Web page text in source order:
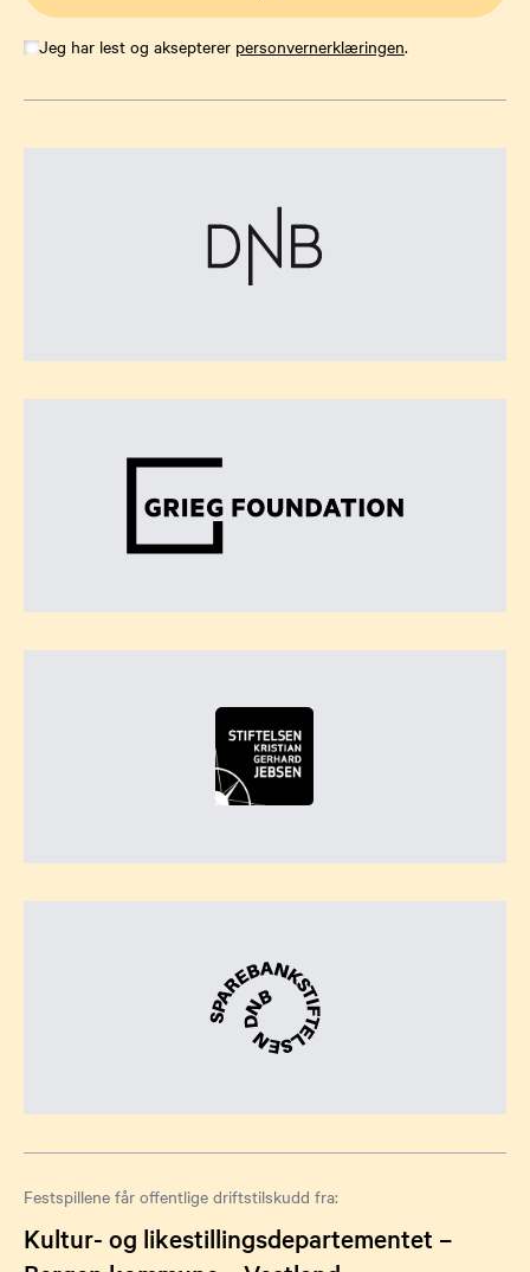
Jeg har lest og aksepterer personvernerklæringen.
Festspillene får offentlige driftstilskudd fra:
Kultur- og likestillingsdepartementet –